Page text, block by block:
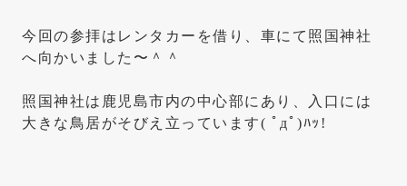
今回の参拝はレンタカーを借り、車にて照国神社
へ向かいました〜＾＾
照国神社は鹿児島市内の中心部にあり、入口には
大きな鳥居がそびえ立っています( ﾟдﾟ)ﾊｯ!